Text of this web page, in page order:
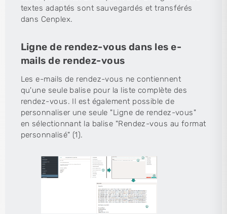
textes adaptés sont sauvegardés et transférés
dans Cenplex.
Ligne de rendez-vous dans les e-
mails de rendez-vous
Les e-mails de rendez-vous ne contiennent
qu'une seule balise pour la liste complète des
rendez-vous. Il est également possible de
personnaliser une seule "Ligne de rendez-vous"
en sélectionnant la balise "Rendez-vous au format
personnalisé" (1).